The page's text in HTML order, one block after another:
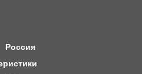
Россия